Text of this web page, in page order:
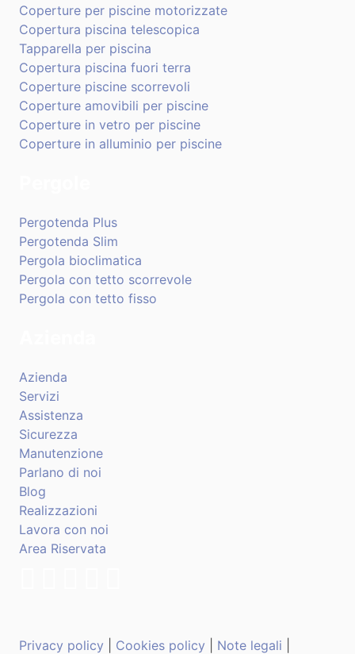
Coperture per piscine motorizzate
Copertura piscina telescopica
Tapparella per piscina
Copertura piscina fuori terra
Coperture piscine scorrevoli
Coperture amovibili per piscine
Coperture in vetro per piscine
Coperture in alluminio per piscine
Pergotenda Plus
Pergotenda Slim
Pergola bioclimatica
Pergola con tetto scorrevole
Pergola con tetto fisso
Azienda
Servizi
Assistenza
Sicurezza
Manutenzione
Parlano di noi
Blog
Realizzazioni
Lavora con noi
Area Riservata
Privacy policy Cookies policy Note legali